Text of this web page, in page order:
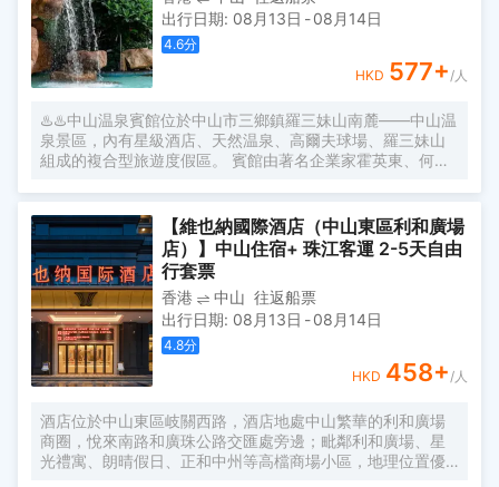
微量元素。 處於鬧中取靜的觀景亭，俯瞰温泉的一景一致，
伴有古典樂器的演奏，讓舒適感在這裏得到昇華。
出行日期: 08月13日 -08月14日
4.6分
HKD 577+ /人
♨️♨️中山温泉賓館位於中山市三鄉鎮羅三妹山南麓——中山温
泉景區，內有星級酒店、天然温泉、高爾夫球場、羅三妹山
組成的複合型旅遊度假區。 賓館由著名企業家霍英東、何鴻
多個各具特色的庭院式園區組成，有翠亨園、中餐廳、國際
會議中心、温泉園等特色園區。 景區擁有的天然温泉是“中國
十大温泉”之一，素有“嶺南名湯”的美稱。泉眼温度高達93
度，帶着家人浸浴，可調節身體機能、促進血液循環和新陳
代謝。 景區內的36洞高爾夫球會是中國內地一家高爾夫球
會，由兩位舉世聞名的職業球手阿諾龐瑪(Arnold Palmer)和
積尼告斯(Jack Nicklaus)悉心設計。 景區的羅三妹山是一座
極富紀念意義的名山，景區不可複製的文化底藴和生態環
境，構成了“休閒商務兩相宜、山水湖景齊環繞”的旅遊大格
局，是你和家人一同度假放鬆、休閒的世外桃源。
【維也納國際酒店（中山東區利和廣場
店）】中山住宿+ 珠江客運 2-5天自由
行套票
香港 中山 往返船票
出行日期: 08月13日 -08月14日
4.8分
HKD 458+ /人
酒店位於中山東區岐關西路，酒店地處中山繁華的利和廣場
商圈，悅來南路和廣珠公路交匯處旁邊；毗鄰利和廣場、星
光禮寓、朗晴假日、正和中州等高檔商場小區，地理位置優